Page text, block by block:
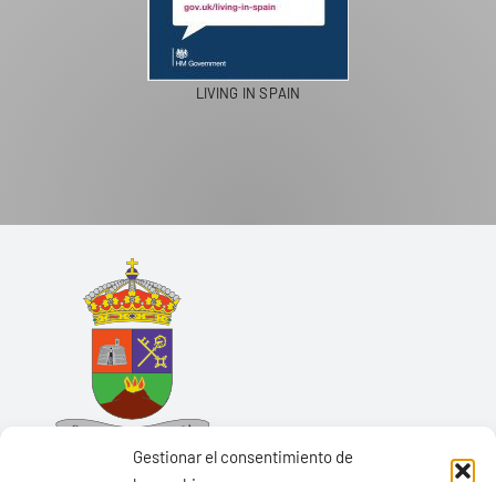
Gestionar el consentimiento de
LIVING IN SPAIN